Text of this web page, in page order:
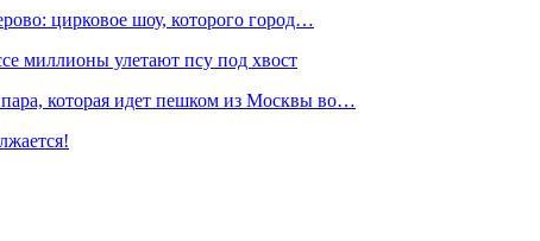
цирковое шоу, которого город…
миллионы улетают псу под хвост
которая идет пешком из Москвы во…